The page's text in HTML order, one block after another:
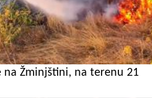
Žminjštini, na terenu 21